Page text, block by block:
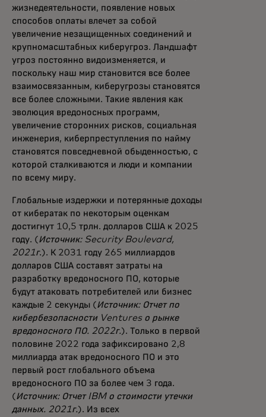
жизнедеятельности, появление новых
способов оплаты влечет за собой
увеличение незащищенных соединений и
крупномасштабных киберугроз. Ландшафт
угроз постоянно видоизменяется, и
поскольку наш мир становится все более
взаимосвязанным, киберугрозы становятся
все более сложными. Такие явления как
эволюция вредоносных программ,
увеличение сторонних рисков, социальная
инженерия, киберпреступления по найму
становятся повседневной обыденностью, с
которой сталкиваются и люди и компании
по всему миру.
Глобальные издержки и потерянные доходы
от кибератак по некоторым оценкам
достигнут 10,5 трлн. долларов США к 2025
году. (Источник: Security Boulevard,
2021г.). К 2031 году 265 миллиардов
долларов США составят затраты на
разработку вредоносного ПО, которые
будут атаковать потребителей или бизнес
каждые 2 секунды (Источник: Отчет по
кибербезопасности Ventures о рынке
вредоносного ПО. 2022г.). Только в первой
половине 2022 года зафиксировано 2,8
миллиарда атак вредоносного ПО и это
первый рост глобального объема
вредоносного ПО за более чем 3 года.
(Источник: Отчет IBM о стоимости утечки
данных. 2021г.). Из всех